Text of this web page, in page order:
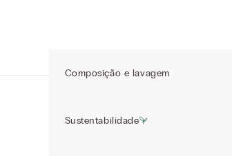
Composição e lavagem
Sustentabilidade